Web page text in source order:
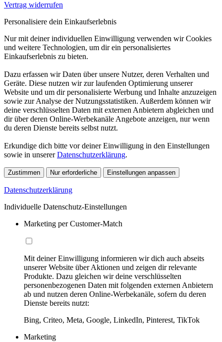
Vertrag widerrufen
Personalisiere dein Einkaufserlebnis
Nur mit deiner individuellen Einwilligung verwenden wir Cookies
und weitere Technologien, um dir ein personalisiertes
Einkaufserlebnis zu bieten.
Dazu erfassen wir Daten über unsere Nutzer, deren Verhalten und
Geräte. Diese nutzen wir zur laufenden Optimierung unserer
Website und um dir personalisierte Werbung und Inhalte anzuzeigen
sowie zur Analyse der Nutzungsstatistiken. Außerdem können wir
deine verschlüsselten Daten mit externen Anbietern abgleichen und
dir über deren Online-Werbekanäle Angebote anzeigen, nur wenn
du deren Dienste bereits selbst nutzt.
Erkundige dich bitte vor deiner Einwilligung in den Einstellungen
sowie in unsererDatenschutzerklärung.
Zustimmen Nur erforderliche Einstellungen anpassen
Datenschutzerklärung
Individuelle Datenschutz-Einstellungen
Marketing per Customer-Match
Mit deiner Einwilligung informieren wir dich auch abseits
unserer Website über Aktionen und zeigen dir relevante
Produkte. Dazu gleichen wir deine verschlüsselten
personenbezogenen Daten mit folgenden externen Anbietern
ab und nutzen deren Online-Werbekanäle, sofern du deren
Dienste bereits nutzt:
Bing, Criteo, Meta, Google, LinkedIn, Pinterest, TikTok
Marketing